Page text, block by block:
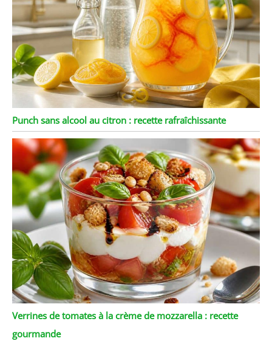
Punch sans alcool au citron : recette rafraîchissante
Verrines de tomates à la crème de mozzarella : recette
gourmande